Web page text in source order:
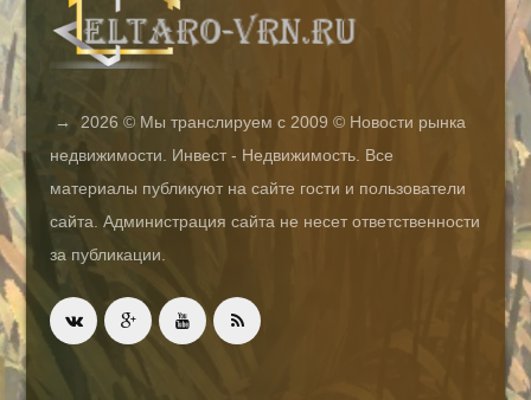
→ 2026 © Мы транслируем с 2009 © Новости рынка
недвижимости. Инвест - Недвижимость. Все
материалы публикуют на сайте гости и пользователи
сайта. Администрация сайта не несет ответственности
за публикации.